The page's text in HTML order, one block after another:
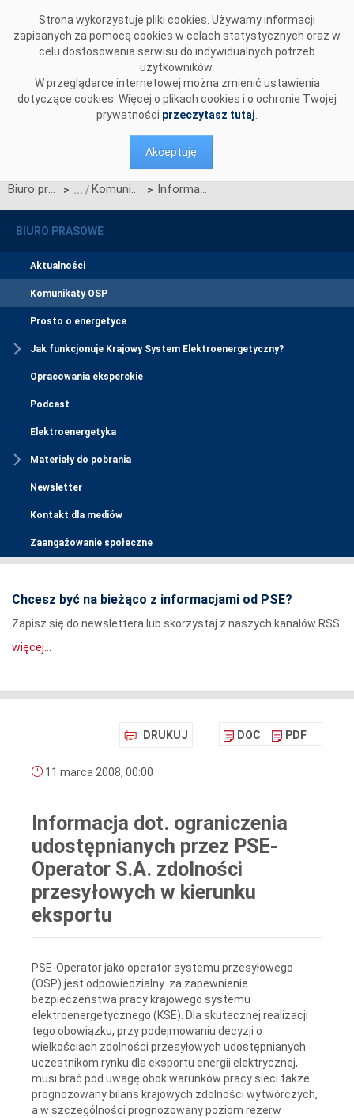
Strona wykorzystuje pliki cookies. Używamy informacji
zapisanych za pomocą cookies w celach statystycznych oraz w
celu dostosowania serwisu do indywidualnych potrzeb
użytkowników.
W przeglądarce internetowej można zmienić ustawienia
dotyczące cookies. Więcej o plikach cookies i o ochronie Twojej
prywatności przeczytasz tutaj
Akceptuję
Biuro prasowe > Komunikaty OSP > Informacja dot. ograniczenia udostępnianych przez PSE-Operator S.A. zdolności przesyłowych w kierunku eksportu
BIURO PRASOWE
Aktualności
Komunikaty OSP
Prosto o energetyce
Jak funkcjonuje Krajowy System Elektroenergetyczny?
Opracowania eksperckie
Podcast
Elektroenergetyka
Materiały do pobrania
Newsletter
Kontakt dla mediów
Zaangażowanie społeczne
Chcesz być na bieżąco z informacjami od PSE?
Zapisz się do newslettera lub skorzystaj z naszych kanałów RSS.
więcej...
DRUKUJ DOC PDF
11 marca 2008, 00:00
Informacja dot. ograniczenia
udostępnianych przez PSE-
Operator S.A. zdolności
przesyłowych w kierunku
eksportu
PSE-Operator jako operator systemu przesyłowego
(OSP) jest odpowiedzialny za zapewnienie
bezpieczeństwa pracy krajowego systemu
elektroenergetycznego (KSE). Dla skutecznej realizacji
tego obowiązku, przy podejmowaniu decyzji o
wielkościach zdolności przesyłowych udostępnianych
uczestnikom rynku dla eksportu energii elektrycznej,
musi brać pod uwagę obok warunków pracy sieci także
prognozowany bilans krajowych zdolności wytwórczych,
a w szczególności prognozowany poziom rezerw